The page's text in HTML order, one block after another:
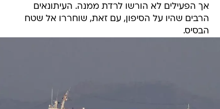
אך הפעילים לא הורשו לרדת ממנה. העיתונאים
הרבים שהיו על הסיפון, עם זאת, שוחררו אל שטח
הבסיס.